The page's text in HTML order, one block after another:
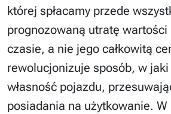
której spłacamy przede
prognozowaną utratę wartości
czasie, a nie jego całkowitą
rewolucjonizuje sposób, w
własność pojazdu,
posiadania na użytkowanie.